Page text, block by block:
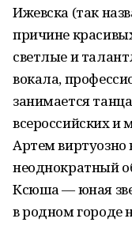
Ижевска (так
причине
светлые и
вокала,
занимается
всероссийских
Артем виртуозно
неоднократный
Ксюша — юная
в родном городе